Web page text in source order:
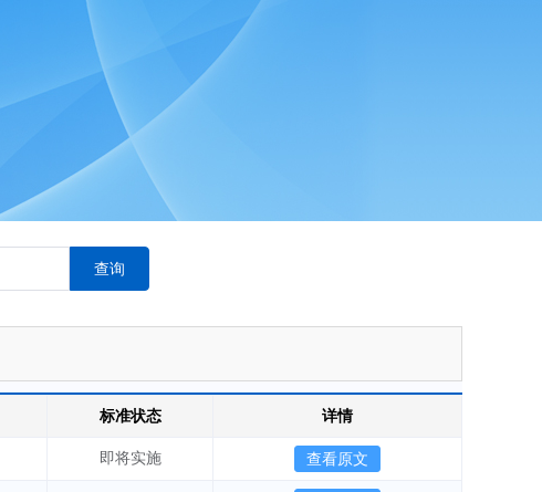
查询
标准状态 详情
即将实施 查看原文